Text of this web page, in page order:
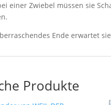
einer Zwiebel müssen sie
Ende erwartet
Produkte